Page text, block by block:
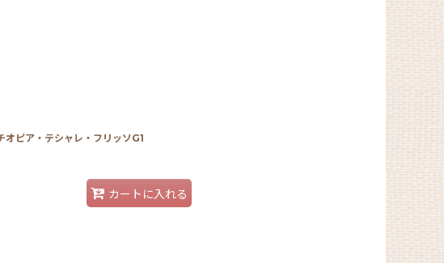
オピア・テシャレ・フリッソG1
カートに入れる